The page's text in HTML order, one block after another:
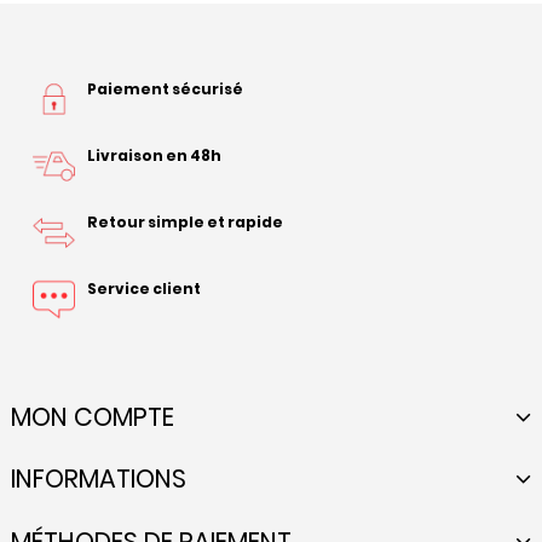
Paiement sécurisé
Livraison en 48h
Retour simple et rapide
Service client
MON COMPTE
INFORMATIONS